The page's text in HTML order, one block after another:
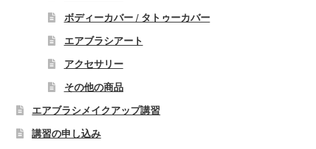
ボディーカバー / タトゥーカバー
エアブラシアート
アクセサリー
その他の商品
エアブラシメイクアップ講習
講習の申し込み